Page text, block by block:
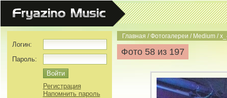
Главная /Фотогалереи / Medium /
Фото 58 из 197
Логин:
Пароль:
Регистрация
Напомнить пароль